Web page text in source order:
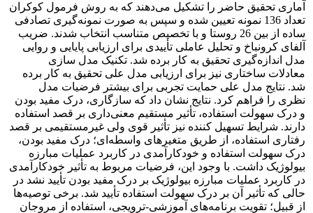
آماری تحقیق حاضر را تشکیل می‌دهند که به روش فرمول کوکران
تعداد 136 نمونه تعیین شده و سپس به صورت نمونه‌گیری تصادفی
ساده از بین 26 روستا و با تخصیص متناسب انتخاب شدند. ضریب
آلفای کرونباخ و تحلیل عاملی تأییدی برای ارزیابی پایایی و روایی
مدل اندازه‌گیری تحقیق به کار برده شد. تکنیک مدل سازی
معادلات ساختاری نیز برای ارزیابی مدل علی تحقیق به کار برده
شد. نتایج مدل علی حمایت تجربی برای بیشتر فرضیات مدل
نظری را فراهم کرد. نتایج نشان داد که سازگاری، درک مفید بودن
و درک سهولت استفاده، تأثیر مستقیم معنی‌داری بر قصد استفاده
دارند. شرایط تسهیل کننده نیز تأثیر قوی ولی غیرمستقیمی بر قصد
رفتاری استفاده، از طریق متغیرهای واسطه‌ای؛ درک مفید بودن،
درک سهولت استفاده و خودکارآمدی در کاربرد عملیات مبارزه
بیولوژیک داشت. با وجود این، فرضیات مربوط به تأثیر خودکارآمدی
در کاربرد عملیات مبارزه بیولوژیک بر درک مفید بودن تأیید نشد در
حالی که تأثیر آن بر درک سهولت استفاده تأیید شد. برخی توصیه‌ها
از قبیل؛ تقویت برنامه‌های آموزشی-ترویجی، استفاده از مروجان